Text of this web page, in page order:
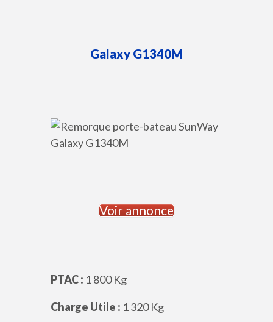
Galaxy G1340M
Voir annonce
PTAC : 1 800 Kg
Charge Utile : 1 320 Kg